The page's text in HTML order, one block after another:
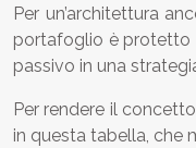
Per un’architettura
portafoglio è protetto
passivo in una
Per rendere il
in questa tabella, che